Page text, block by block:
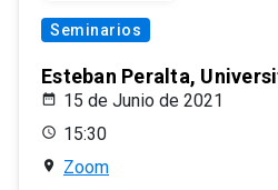
Seminarios
Esteban Peralta,
15 de Junio de 2021
15:30
Zoom